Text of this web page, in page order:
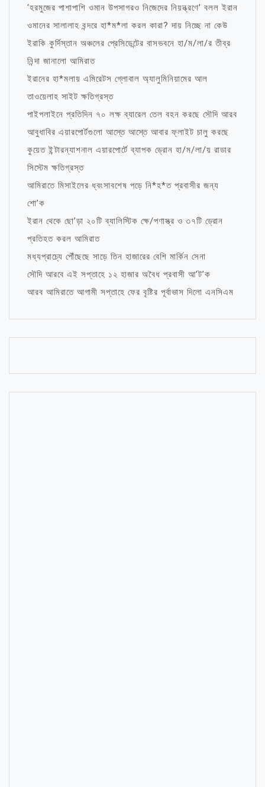
‘হরমুজের পাশাপাশি ওমান উপসাগরও নিজেদের নিয়ন্ত্রণে’ বলল ইরান
ওমানের সালালাহ বন্দরে হা*ম*লা করল কারা? দায় নিচ্ছে না কেউ
ইরাকি কুর্দিস্তান অঞ্চলের প্রেসিডেন্টের বাসভবনে হা/ম/লা/র তীব্র
নিন্দা জানালো আমিরাত
ইরানের হা*মলায় এমিরেটস গ্লোবাল অ্যালুমিনিয়ামের আল
তাওয়েলাহ সাইট ক্ষতিগ্রস্ত
পাইপলাইনে প্রতিদিন ৭০ লক্ষ ব্যারেল তেল বহন করছে সৌদি আরব
আবুধাবির এয়ারপোর্টগুলো আস্তে আস্তে আবার ফ্লাইট চালু করছে
কুয়েত ইন্টারন্যাশনাল এয়ারপোর্টে ব্যাপক ড্রোন হা/ম/লা/য় রাডার
সিস্টেম ক্ষতিগ্রস্ত
আমিরাতে মিসাইলের ধ্বংসাবশেষ পড়ে নি*হ*ত প্রবাসীর জন্য
শো’ক
ইরান থেকে ছো’ড়া ২০টি ব্যালিস্টিক ক্ষে/পণাস্ত্র ও ৩৭টি ড্রোন
প্রতিহত করল আমিরাত
মধ্যপ্রাচ্যে পৌঁছেছে সাড়ে তিন হাজারের বেশি মার্কিন সেনা
সৌদি আরবে এই সপ্তাহে ১২ হাজার অবৈধ প্রবাসী আ’ট’ক
আরব আমিরাতে আগামী সপ্তাহে ফের বৃষ্টির পূর্বাভাস দিলো এনসিএম